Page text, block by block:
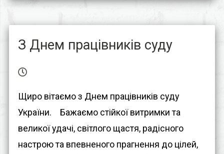
З Днем працівників суду
Щиро вітаємо з Днем працівників суду
України.⠀ Бажаємо стійкої витримки та
великої удачі, світлого щастя, радісного
настрою та впевненого прагнення до цілей,